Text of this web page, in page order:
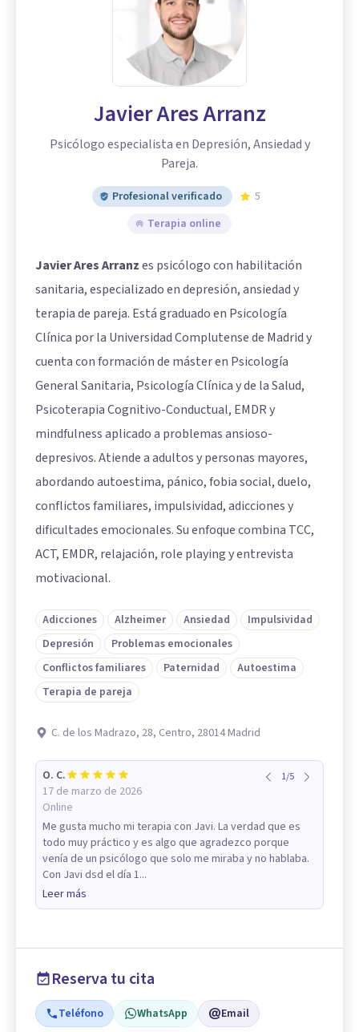
Javier Ares Arranz
Psicólogo especialista en Depresión, Ansiedad y
Pareja.
Profesional verificado
5
Terapia online
Javier Ares Arranzes psicólogo con habilitación
sanitaria, especializado en depresión, ansiedad y
terapia de pareja. Está graduado en Psicología
Clínica por la Universidad Complutense de Madrid y
cuenta con formación de máster en Psicología
General Sanitaria, Psicología Clínica y de la Salud,
Psicoterapia Cognitivo-Conductual, EMDR y
mindfulness aplicado a problemas ansioso-
depresivos. Atiende a adultos y personas mayores,
abordando autoestima, pánico, fobia social, duelo,
conflictos familiares, impulsividad, adicciones y
dificultades emocionales. Su enfoque combina TCC,
ACT, EMDR, relajación, role playing y entrevista
motivacional.
Adicciones Alzheimer Ansiedad
Impulsividad
Depresión
Problemas emocionales
Conflictos familiares
Paternidad
Autoestima
Terapia de pareja
C. de los Madrazo, 28, Centro, 28014 Madrid
O. C.
17 de marzo de 2026
Online
1/5
Me gusta mucho mi terapia con Javi. La verdad que es
todo muy práctico y es algo que agradezco porque
venía de un psicólogo que solo me miraba y no hablaba.
Con Javi dsd el día 1...
Leer más
Reserva tu cita
Teléfono WhatsApp Email